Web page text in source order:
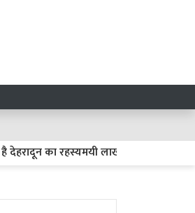
का रहस्यमयी लाखामंडल, आज भी मौजूद हैं